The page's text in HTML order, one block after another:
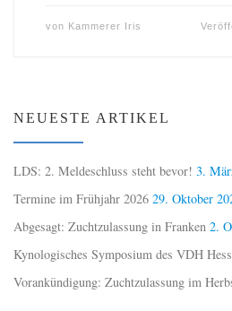
von Kammerer Iris
NEUESTE ARTIKEL
LDS: 2. Meldeschluss steht bevor! 3.
Termine im Frühjahr 2026 29. Oktober
Abgesagt: Zuchtzulassung in Franken 2.
Kynologisches Symposium des VDH
Vorankündigung: Zuchtzulassung im